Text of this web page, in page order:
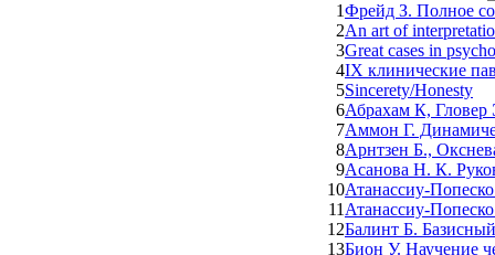
1Фрейд З. Полное
2An art of
3Great cases in
4IX клинические
5Sincerety/Honesty
6Абрахам К, Гловер
7Аммон Г.
8Арнтзен Б.,
9Асанова Н. К.
10Атанассиу-
11 Атанассиу-
12Балинт Б.
13Бион У. Научение